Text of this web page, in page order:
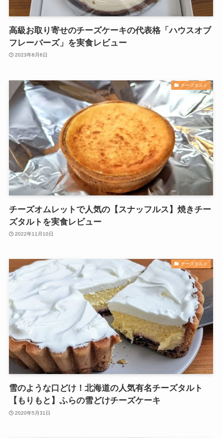
高級お取り寄せのチーズケーキの代表格「ハウスオブ
フレーバーズ」を実食レビュー
2023年8月6日
チーズタルト
チーズオムレットで人気の【スナッフルス】焼きチー
ズタルトを実食レビュー
2022年11月10日
チーズタルト
雪のような口どけ！北海道の人気有名チーズタルト
【もりもと】ふらの雪どけチーズケーキ
2020年5月31日